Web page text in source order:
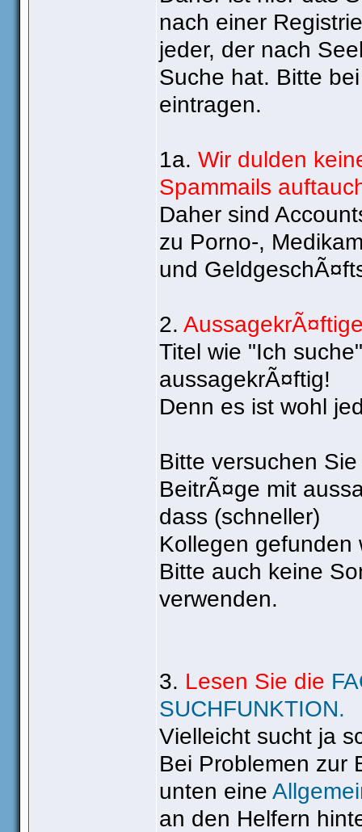
nach einer
jeder, der nach
Suche hat. Bitte
eintragen.
1a. Wir dulden
Spammails
Daher sind
zu Porno-,
und
2.
Titel wie "Ich
aussagekrÃ¤ftig!
Denn es ist wohl
Bitte versuchen
BeitrÃ¤ge mit
dass (schneller)
Kollegen gefunden
Bitte auch keine
verwenden.
3. Lesen Sie die
SUCHFUNKTION.
Vielleicht sucht ja
Bei Problemen zur
unten eine
an den Helfern